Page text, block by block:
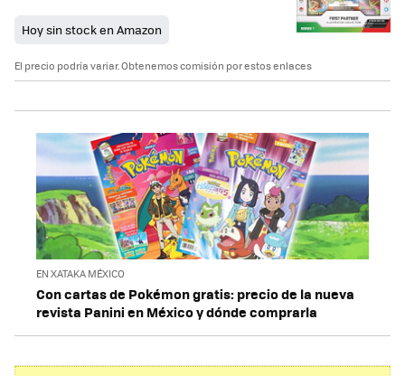
Hoy sin stock en Amazon
El precio podría variar. Obtenemos comisión por estos enlaces
EN XATAKA MÉXICO
Con cartas de Pokémon gratis: precio de la nueva
revista Panini en México y dónde comprarla